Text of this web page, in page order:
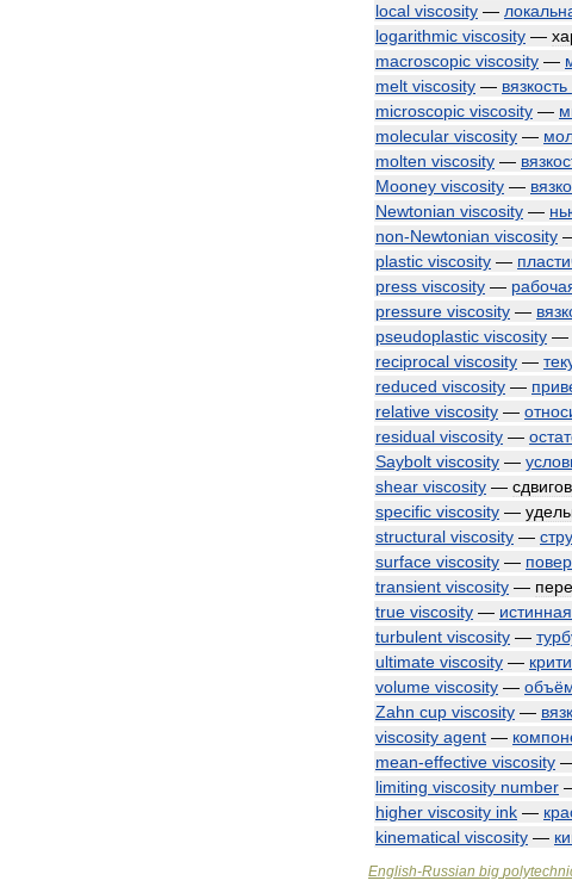
local viscosity —
logarithmic viscosity —
macroscopic viscosity —
melt viscosity — вязкость
microscopic viscosity —
molecular viscosity —
molten viscosity —
Mooney viscosity —
Newtonian viscosity —
non-Newtonian viscosity
plastic viscosity —
press viscosity —
pressure viscosity —
pseudoplastic viscosity —
reciprocal viscosity —
reduced viscosity —
relative viscosity —
residual viscosity —
Saybolt viscosity —
shear viscosity —
specific viscosity —
structural viscosity —
surface viscosity —
transient viscosity —
true viscosity — истинная
turbulent viscosity —
ultimate viscosity —
volume viscosity —
Zahn cup viscosity —
viscosity agent —
mean-effective viscosity
limiting viscosity number
higher viscosity ink —
kinematical viscosity —
English-Russian big